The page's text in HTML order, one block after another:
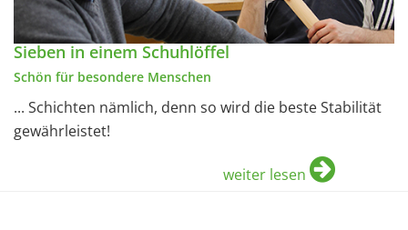
Sieben in einem Schuhlöffel
Schön für besondere Menschen
... Schichten nämlich, denn so wird die beste Stabilität
gewährleistet!
weiter lesen